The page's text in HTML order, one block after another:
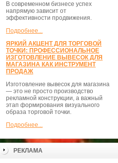
В современном бизнесе успех
напрямую зависит от
эффективности продвижения.
Подробнее...
ЯРКИЙ АКЦЕНТ ДЛЯ ТОРГОВОЙ
ТОЧКИ: ПРОФЕССИОНАЛЬНОЕ
ИЗГОТОВЛЕНИЕ ВЫВЕСОК ДЛЯ
МАГАЗИНА КАК ИНСТРУМЕНТ
ПРОДАЖ
Изготовление вывесок для магазина
— это не просто производство
рекламной конструкции, а важный
этап формирования визуального
образа торговой точки.
Подробнее...
РЕКЛАМА